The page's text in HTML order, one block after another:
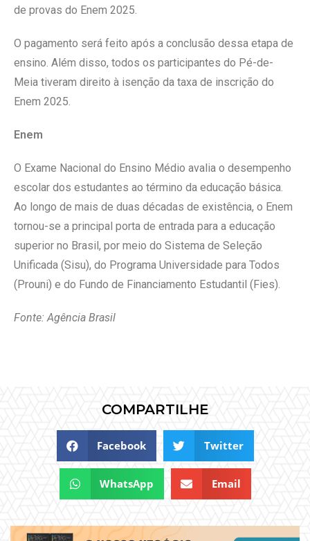
de provas do Enem 2025.
O pagamento será feito após a conclusão dessa etapa de
ensino. Além disso, todos os participantes do Pé-de-
Meia tiveram direito à isenção da taxa de inscrição do
Enem 2025.
Enem
O Exame Nacional do Ensino Médio avalia o desempenho
escolar dos estudantes ao término da educação básica.
Ao longo de mais de duas décadas de existência, o Enem
tornou-se a principal porta de entrada para a educação
superior no Brasil, por meio do Sistema de Seleção
Unificada (Sisu), do Programa Universidade para Todos
(Prouni) e do Fundo de Financiamento Estudantil (Fies).
Fonte: Agência Brasil
COMPARTILHE
Facebook Twitter
WhatsApp Email